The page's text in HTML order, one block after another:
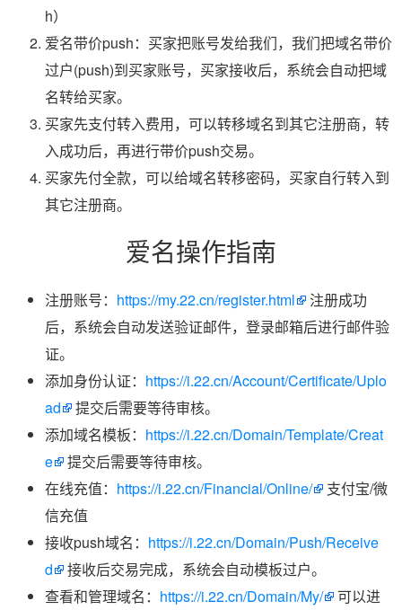
h）
爱名带价push：买家把账号发给我们，我们把域名带价
过户(push)到买家账号，买家接收后，系统会自动把域
名转给买家。
买家先支付转入费用，可以转移域名到其它注册商，转
入成功后，再进行带价push交易。
买家先付全款，可以给域名转移密码，买家自行转入到
其它注册商。
爱名操作指南
注册账号： https://my.22.cn/register.html
注册成功
后，系统会自动发送验证邮件，登录邮箱后进行邮件验
证。
添加身份认证： https://i.22.cn/Account/Certificate/Uplo
ad
提交后需要等待审核。
添加域名模板： https://i.22.cn/Domain/Template/Creat
e
提交后需要等待审核。
在线充值： https://i.22.cn/Financial/Online/
支付宝/微
信充值
接收push域名： https://i.22.cn/Domain/Push/Receive
d
接收后交易完成，系统会自动模板过户。
查看和管理域名： https://i.22.cn/Domain/My/ 可以进